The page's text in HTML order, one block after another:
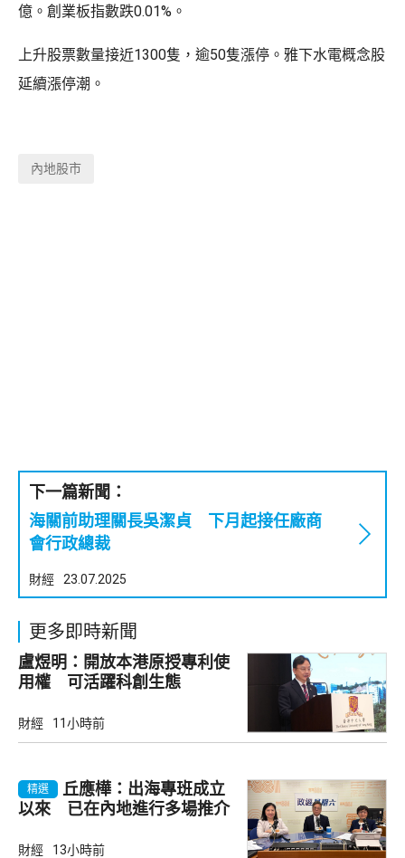
億。創業板指數跌0.01%。
上升股票數量接近1300隻，逾50隻漲停。雅下水電概念股
延續漲停潮。
內地股市
下一篇新聞：
海關前助理關長吳潔貞 下月起接任廠商
會行政總裁
財經 23.07.2025
更多即時新聞
盧煜明：開放本港原授專利使
用權 可活躍科創生態
財經 11小時前
精選
丘應樺：出海專班成立
以來 已在內地進行多場推介
財經 13小時前